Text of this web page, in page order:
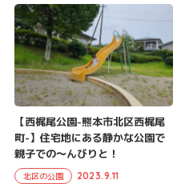
【西梶尾公園-熊本市北区西梶尾
町-】住宅地にある静かな公園で
親子での～んびりと！
北区の公園 2023.9.11